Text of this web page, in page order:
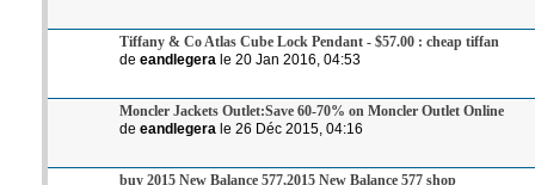
Tiffany & Co Atlas Cube Lock Pendant - $57.00 : cheap tiffan
de eandlegera le 20 Jan 2016, 04:53
Moncler Jackets Outlet:Save 60-70% on Moncler Outlet Online
de eandlegera le 26 Déc 2015, 04:16
buy 2015 New Balance 577,2015 New Balance 577 shop